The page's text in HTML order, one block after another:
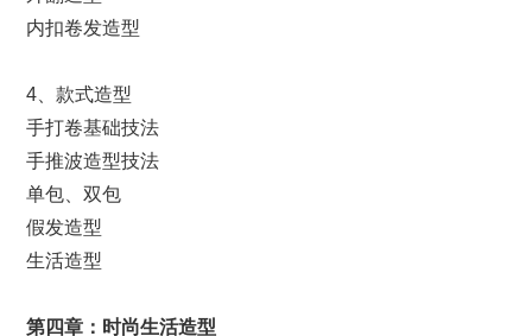
内扣卷发造型
4、款式造型
手打卷基础技法
手推波造型技法
单包、双包
假发造型
生活造型
第四章： 时尚生活造型